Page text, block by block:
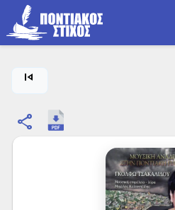
skip_previous
share